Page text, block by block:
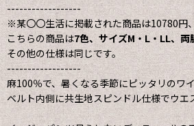
------------------
※某〇〇生活に掲載された商品は10780円
こちらの商品は7色、サイズM・L・LL、
その他の仕様は同じです。
------------------
麻100％で、暑くなる季節にピッタリのワ
ベルト内側に共生地スピンドル仕様でウ